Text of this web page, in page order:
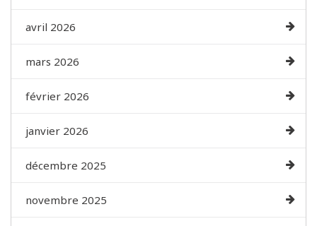
avril 2026
mars 2026
février 2026
janvier 2026
décembre 2025
novembre 2025